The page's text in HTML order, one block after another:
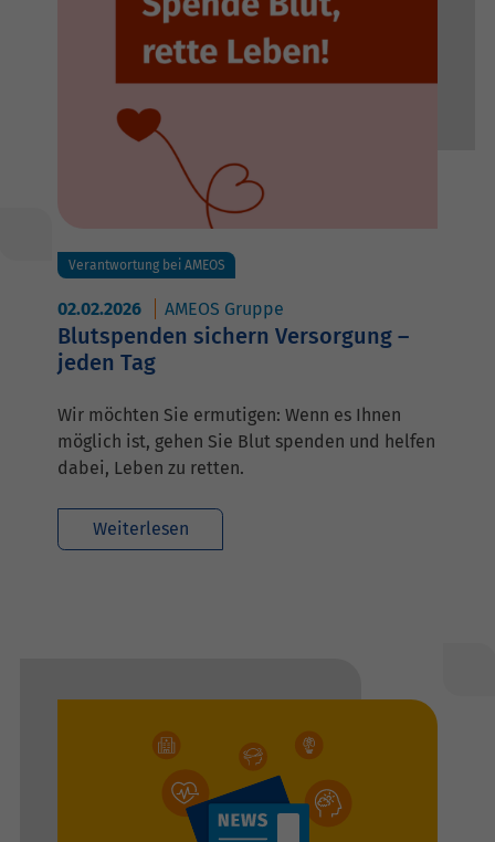
Verantwortung bei AMEOS
02.02.2026 AMEOS Gruppe
Blutspenden sichern Versorgung –
jeden Tag
Wir möchten Sie ermutigen: Wenn es Ihnen
möglich ist, gehen Sie Blut spenden und helfen
dabei, Leben zu retten.
Weiterlesen